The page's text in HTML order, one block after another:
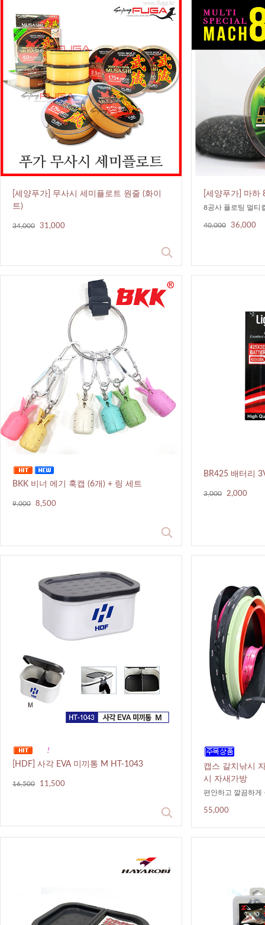
[세양푸가] 무사시 세미플로트 원줄 (화이
트)
34,000 31,000
[세양푸가] 마하
8공사 플로팅 멀티
40,000 36,000
BKK 비너 에기 훅캡 (6개) + 링 세트
9,000 8,500
BR425 배터리
3,000 2,000
[HDF] 사각 EVA 미끼통 M HT-1043
16,500 11,500
캡스 갈치낚시
시 자새가방
편안하고 깔끔하게
55,000